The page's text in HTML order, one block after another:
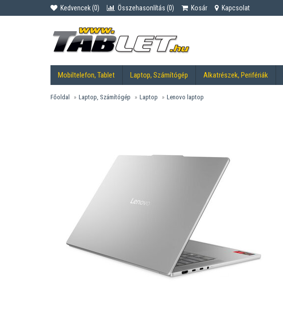
Kedvencek (0) Összehasonlítás (0) Kosár Kapcsolat
Mobiltelefon, Tablet Laptop, Számítógép Alkatrészek, Perifériák
Főoldal Laptop, Számítógép Laptop Lenovo laptop